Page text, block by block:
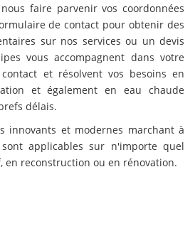
faire parvenir vos coordonnées
de contact pour obtenir des
sur nos services ou un devis
vous accompagnent dans votre
et résolvent vos besoins en
et également en eau chaude
délais.
innovants et modernes marchant à
sont applicables sur n'importe quel
en reconstruction ou en rénovation.